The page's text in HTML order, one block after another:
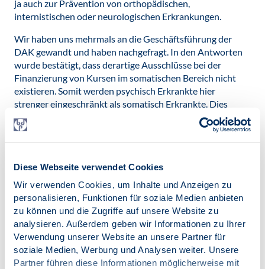
Diese Webseite verwendet Cookies
Wir verwenden Cookies, um Inhalte und Anzeigen zu
personalisieren, Funktionen für soziale Medien anbieten
zu können und die Zugriffe auf unsere Website zu
analysieren. Außerdem geben wir Informationen zu Ihrer
Verwendung unserer Website an unsere Partner für
soziale Medien, Werbung und Analysen weiter. Unsere
Partner führen diese Informationen möglicherweise mit
ja auch zur Prävention von orthopädischen,
internistischen oder neurologischen Erkrankungen.
Wir haben uns mehrmals an die Geschäftsführung der
DAK gewandt und haben nachgefragt. In den Antworten
wurde bestätigt, dass derartige Ausschlüsse bei der
Finanzierung von Kursen im somatischen Bereich nicht
existieren. Somit werden psychisch Erkrankte hier
strenger eingeschränkt als somatisch Erkrankte. Dies
bedeutet aus unseren Augen: Diskriminierung. Die
Regelung der DAK bezieht sich gezielt auf die erst seit
2017 existierende Abrechnungsziffer Akuttherapie. Diese
anzeigepflichtig. Handelt es sich etwa um eine
„Retourkutsche“ auf Kosten psychisch Kranker, da
Krankenkassen bei dieser Leistung nicht mehr gefragt
werden?
Dies sind natürlich Vermutungen. Auf alle Fälle hoffen wir,
dass die DAK diese Praktik zugunsten ihrer Versicherten
wieder zurücknimmt.